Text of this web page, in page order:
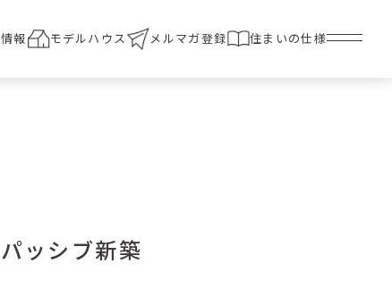
報 モデルハウス メルマガ登録 住まいの仕様
ッシブ新築